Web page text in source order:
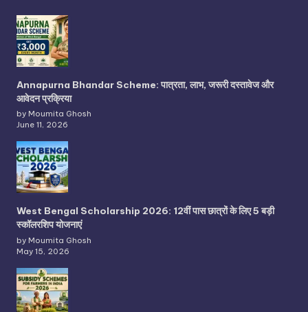
Annapurna Bhandar Scheme: पात्रता, लाभ, जरूरी दस्तावेज और
आवेदन प्रक्रिया
by Moumita Ghosh
June 11, 2026
West Bengal Scholarship 2026: 12वीं पास छात्रों के लिए 5 बड़ी
स्कॉलरशिप योजनाएं
by Moumita Ghosh
May 15, 2026